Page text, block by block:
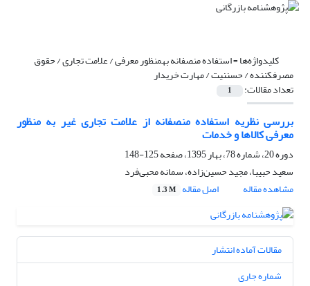
کلیدواژه‌ها =استفاده منصفانه بهمنظور معرفی / علامت تجاری / حقوق
مصرفکننده / حسننیت / مهارت خریدار
تعداد مقالات: 1
بررسی نظریه استفاده منصفانه از علامت تجاری غیر به منظور
معرفی کالاها و خدمات
دوره 20، شماره 78، بهار 1395، صفحه
125-148
سعید حبیبا، مجید حسین‌زاده، سمانه محبی‌فرد
مشاهده مقاله
اصل مقاله 1.3 M
مقالات آماده انتشار
شماره جاری